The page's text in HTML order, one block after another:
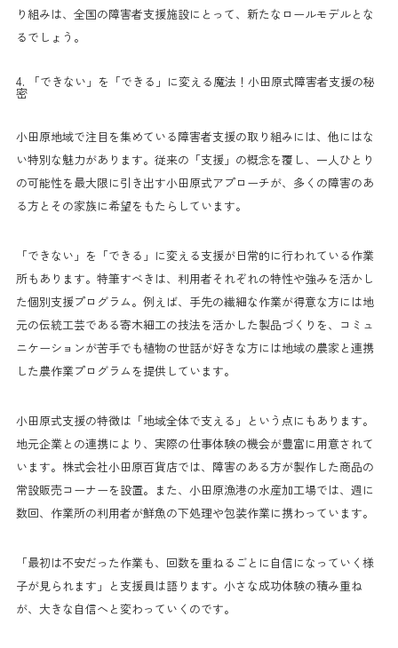
り組みは、全国の障害者支援施設にとって、新たなロールモデルとな
るでしょう。
4. 「できない」を「できる」に変える魔法！小田原式障害者支援の秘
密
小田原地域で注目を集めている障害者支援の取り組みには、他にはな
い特別な魅力があります。従来の「支援」の概念を覆し、一人ひとり
の可能性を最大限に引き出す小田原式アプローチが、多くの障害のあ
る方とその家族に希望をもたらしています。
「できない」を「できる」に変える支援が日常的に行われている作業
所もあります。特筆すべきは、利用者それぞれの特性や強みを活かし
た個別支援プログラム。例えば、手先の繊細な作業が得意な方には地
元の伝統工芸である寄木細工の技法を活かした製品づくりを、コミュ
ニケーションが苦手でも植物の世話が好きな方には地域の農家と連携
した農作業プログラムを提供しています。
小田原式支援の特徴は「地域全体で支える」という点にもあります。
地元企業との連携により、実際の仕事体験の機会が豊富に用意されて
います。株式会社小田原百貨店では、障害のある方が製作した商品の
常設販売コーナーを設置。また、小田原漁港の水産加工場では、週に
数回、作業所の利用者が鮮魚の下処理や包装作業に携わっています。
「最初は不安だった作業も、回数を重ねるごとに自信になっていく様
子が見られます」と支援員は語ります。小さな成功体験の積み重ね
が、大きな自信へと変わっていくのです。